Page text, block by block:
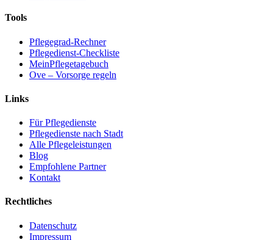
Tools
Pflegegrad-Rechner
Pflegedienst-Checkliste
MeinPflegetagebuch
Ove – Vorsorge regeln
Links
Für Pflegedienste
Pflegedienste nach Stadt
Alle Pflegeleistungen
Blog
Empfohlene Partner
Kontakt
Rechtliches
Datenschutz
Impressum